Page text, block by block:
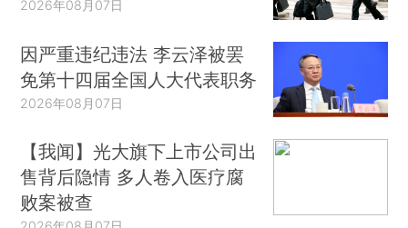
2026年08月07日
因严重违纪违法 李云泽被罢
免第十四届全国人大代表职务
2026年08月07日
【我闻】光大旗下上市公司出
售背后隐情 多人卷入医疗腐
败案被查